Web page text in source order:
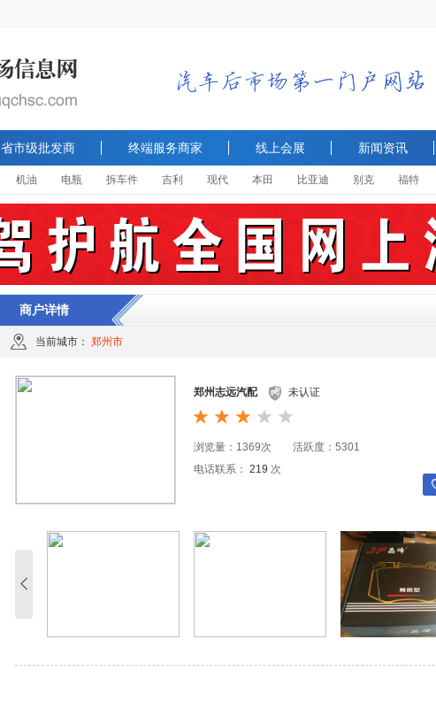
省市级批发商 终端服务商家 线上会展 新闻资讯
机油 电瓶 拆车件 吉利 现代 本田 比亚迪 别克 福特
商户详情
当前城市： 郑州市
郑州志远汽配 未认证
浏览量：1369次 活跃度：5301
电话联系： 219 次